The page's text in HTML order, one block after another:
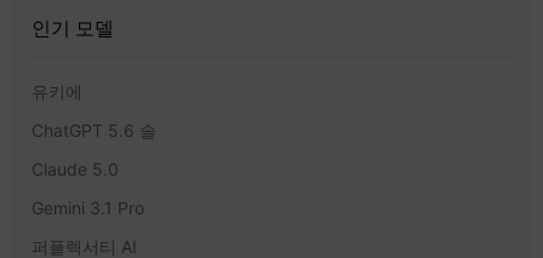
인기 모델
유키에
ChatGPT 5.6 솔
Claude 5.0
Gemini 3.1 Pro
퍼플렉서티 AI